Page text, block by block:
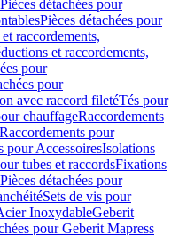
Pièces détachées pour
Pièces détachées pour
raccordements,
et raccordements,
pour
pour
avec raccord filetéTés pour
chauffageRaccordements
pour
pour AccessoiresIsolations
tubes et raccordsFixations
Pièces détachées pour
Sets de vis pour
InoxydableGeberit
pour Geberit Mapress